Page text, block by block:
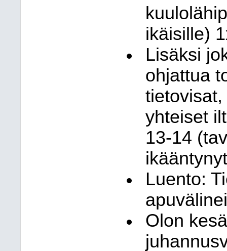
ikäisille)
Lisäksi
ohjattua
yhteiset
13-14
Luento:
Olon